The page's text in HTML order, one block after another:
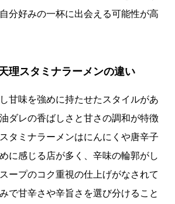
分好みの一杯に出会える可能性が高
理スタミナラーメンの違い
甘味を強めに持たせたスタイルがあ
ダレの香ばしさと甘さの調和が特徴
タミナラーメンはにんにくや唐辛子
に感じる店が多く、辛味の輪郭がし
ープのコク重視の仕上げがなされて
で甘辛さや辛旨さを選び分けること